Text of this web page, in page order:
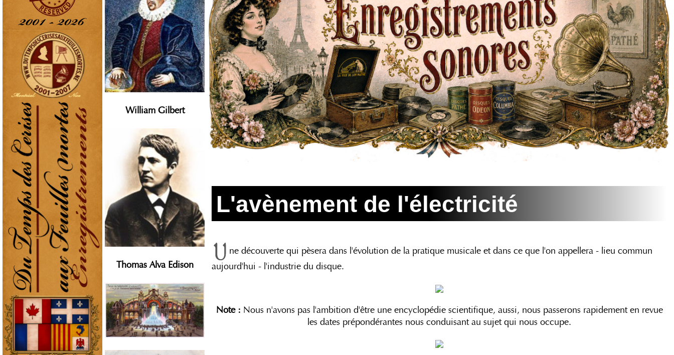
William Gilbert
Thomas Alva Edison
L'avènement de l'électricité
ne découverte qui pèsera dans l'évolution de la pratique musicale et dans ce que l'on appellera - lieu commun
aujourd'hui - l'industrie du disque.
Note : Nous n'avons pas l'ambition d'être une encyclopédie scientifique, aussi, nous passerons rapidement en revue
les dates prépondérantes nous conduisant au sujet qui nous occupe.